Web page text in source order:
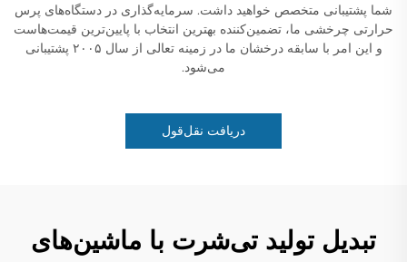
شما پشتیبانی متخصص خواهید داشت. سرمایه‌گذاری در دستگاه‌های پرس
حرارتی چرخشی ما، تضمین‌کننده بهترین انتخاب با پایین‌ترین قیمت‌هاست
و این امر با سابقه درخشان ما در زمینه تعالی از سال ۲۰۰۵ پشتیبانی
می‌شود.
دریافت نقل‌قول
تبدیل تولید تی‌شرت با ماشین‌های